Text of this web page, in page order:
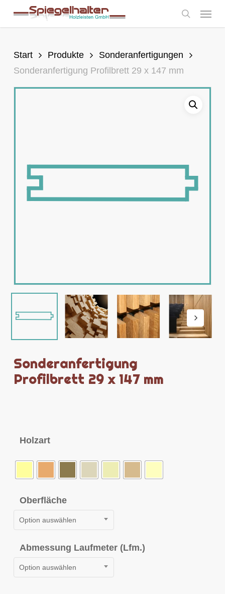
Menu
Start Produkte
Sonderanfertigungen
Sonderanfertigung Profilbrett 29 x 147 mm
Sonderanfertigung
Profilbrett 29 x 147 mm
Holzart
Oberfläche
Option auswählen
Abmessung Laufmeter (Lfm.)
Option auswählen